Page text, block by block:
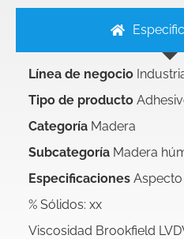
Línea de negocio
Tipo de producto
Categoría Madera
Subcategoría Madera
Especificaciones Aspecto
% Sólidos: xx
Viscosidad Brookfield